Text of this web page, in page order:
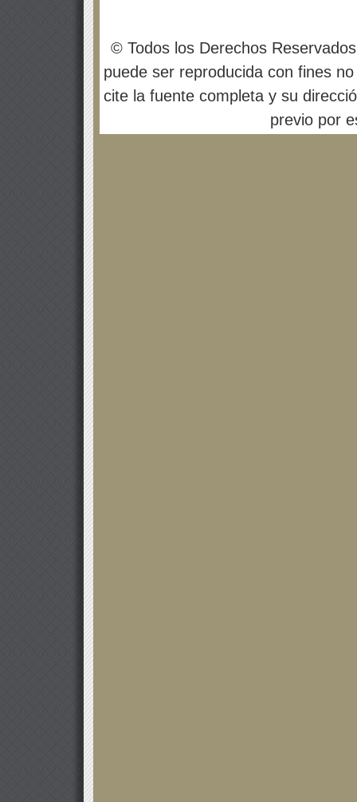
© Todos los Derechos
puede ser reproducida con fines
cite la fuente completa y su
previo por